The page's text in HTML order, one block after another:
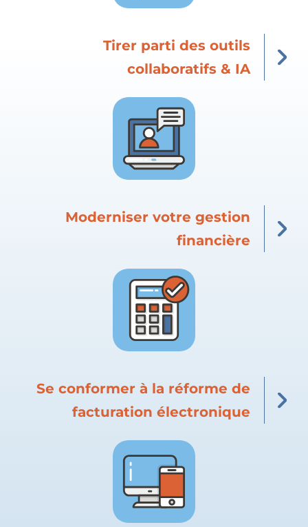
Tirer parti des outils
collaboratifs & IA
Moderniser votre gestion
financière
Se conformer à la réforme de
facturation électronique